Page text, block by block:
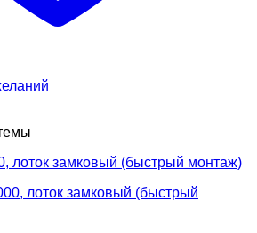
лоток замковый (быстрый монтаж)